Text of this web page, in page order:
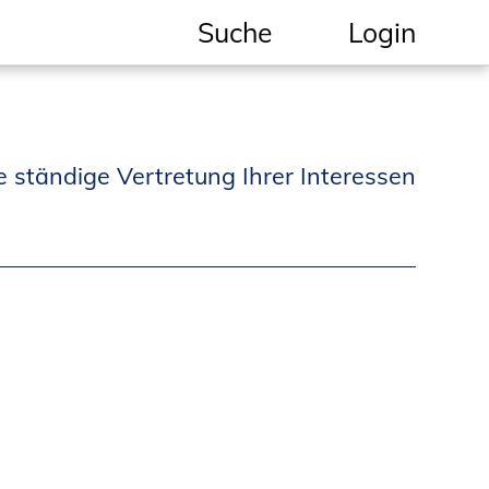
Suche
Informationen für
Login
ständige Vertretung Ihrer Interessen